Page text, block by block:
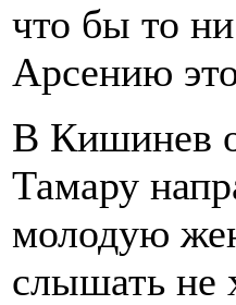
что бы то
Арсению
В Кишинев
Тамару
молодую
слышать не